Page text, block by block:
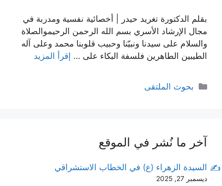
بقلم الدكتورة تغريد حيدر | أخصائية نفسية ومدربة في
مجال الإرشاد الأسري بسم الله الرحمن الرحيموالصلاة
والسلام على سيدنا ونبيّنا وحبيب قلوبنا محمد وعلى آله
الطيبين الطاهرين فلسفة البكاء على … إقرأ المزيد
التصنيفات
بحوث الملتقى
آخر ما نُشر في الموقع
السيدة الزهراء (ع) في الخطاب الاستشراقي
ديسمبر 27, 2025